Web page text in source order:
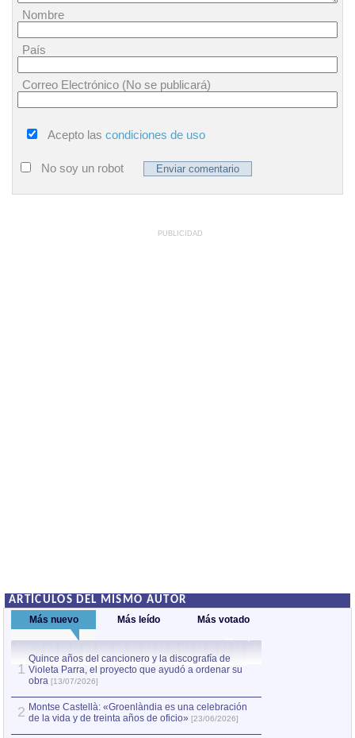
Nombre
País
Correo Electrónico (No se publicará)
Acepto las condiciones de uso
No soy un robot
PUBLICIDAD
ARTÍCULOS DEL MISMO AUTOR
Más nuevo Más leído Más votado
1
Quince años del cancionero y la discografía de
Violeta Parra, el proyecto que ayudó a ordenar su
obra [13/07/2026]
2 Montse Castellà: «Groenlàndia es una celebración
de la vida y de treinta años de oficio» [23/06/2026]